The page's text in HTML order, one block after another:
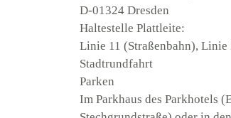
D-01324 Dresden
Haltestelle Plattleite:
Linie 11 (Straßenbahn), Linie
Stadtrundfahrt
Parken
Im Parkhaus des Parkhotels